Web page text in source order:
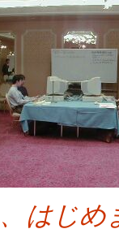
はじ